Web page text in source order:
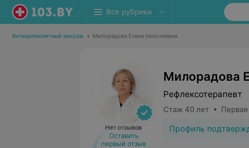
Все рубрики
Антицеллюлитный массаж • Милорадова Елена Николаевна
Нет отзывов
Оставить
первый отзыв
Милорадова
Рефлексотерапевт
Стаж 40 лет • Первая
Профиль